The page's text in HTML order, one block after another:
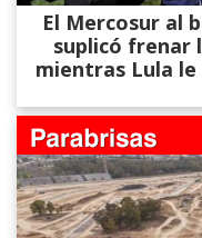
El Mercosur al
suplicó frenar
mientras Lula le